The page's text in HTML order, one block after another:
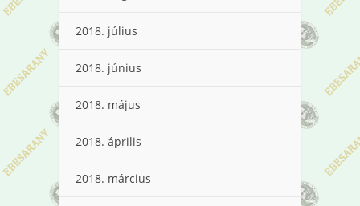
2018. július
2018. június
2018. május
2018. április
2018. március